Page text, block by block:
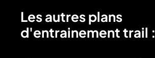
Les autres plans
d'entrainement trail :